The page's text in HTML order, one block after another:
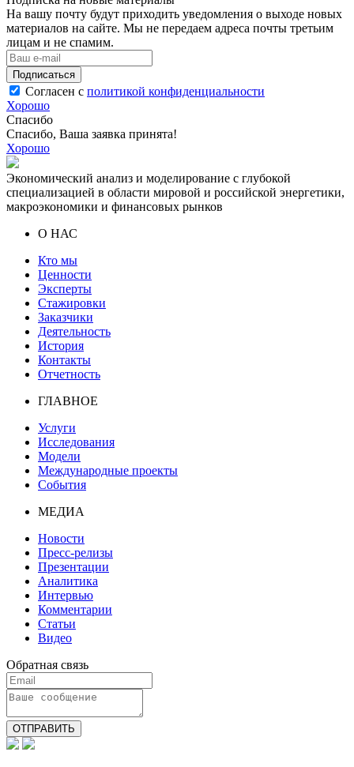
На вашу почту будут приходить уведомления о выходе новых
материалов на сайте. Мы не передаем адреса почты третьим
лицам и не спамим.
Подписаться
Согласен с политикой конфиденциальности
Хорошо
Спасибо
Спасибо, Ваша заявка принята!
Хорошо
Экономический анализ и моделирование с глубокой
специализацией в области мировой и российской энергетики,
макроэкономики и финансовых рынков
О НАС
Кто мы
Ценности
Эксперты
Стажировки
Заказчики
Деятельность
История
Контакты
Отчетность
ГЛАВНОЕ
Услуги
Исследования
Модели
Международные проекты
События
МЕДИА
Новости
Пресс-релизы
Презентации
Аналитика
Интервью
Комментарии
Статьи
Видео
Обратная связь
ОТПРАВИТЬ